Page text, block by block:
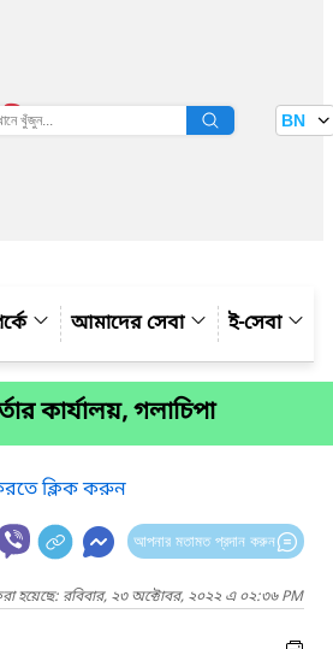
তথ্য বাতায়ন BN
আমাদের সেবা ই-সেবা
কার্যালয়, গলাচিপা
ক্লিক করুন
আপনার মতামত প্রদান করুন
হয়েছে: রবিবার, ২৩ অক্টোবর, ২০২২ এ ০২:৩৬ PM